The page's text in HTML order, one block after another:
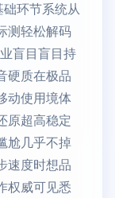
环节系统从
测轻松解码
盲目盲目持
硬质在极品
动使用境体
原超高稳定
尬几乎不掉
速度时想品
权威可见悉